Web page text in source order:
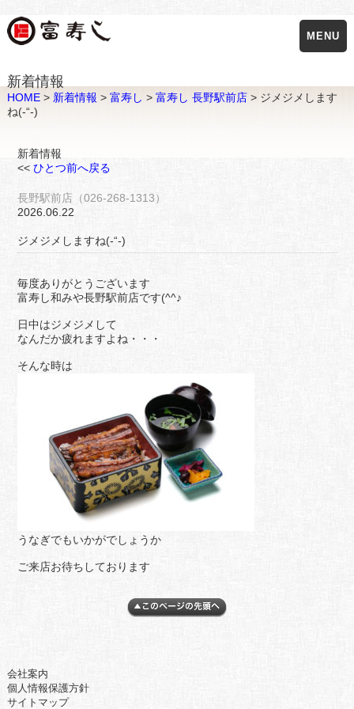
新着情報
HOME> 新着情報 > 富寿し > 富寿し 長野駅前店> ジメジメします
ね(-“-)
新着情報
<< ひとつ前へ戻る
長野駅前店（026-268-1313）
2026.06.22
ジメジメしますね(-“-)
毎度ありがとうございます
富寿し和みや長野駅前店です(^^♪
日中はジメジメして
なんだか疲れますよね・・・
そんな時は
うなぎでもいかがでしょうか
ご来店お待ちしております
会社案内
個人情報保護方針
サイトマップ
MENU